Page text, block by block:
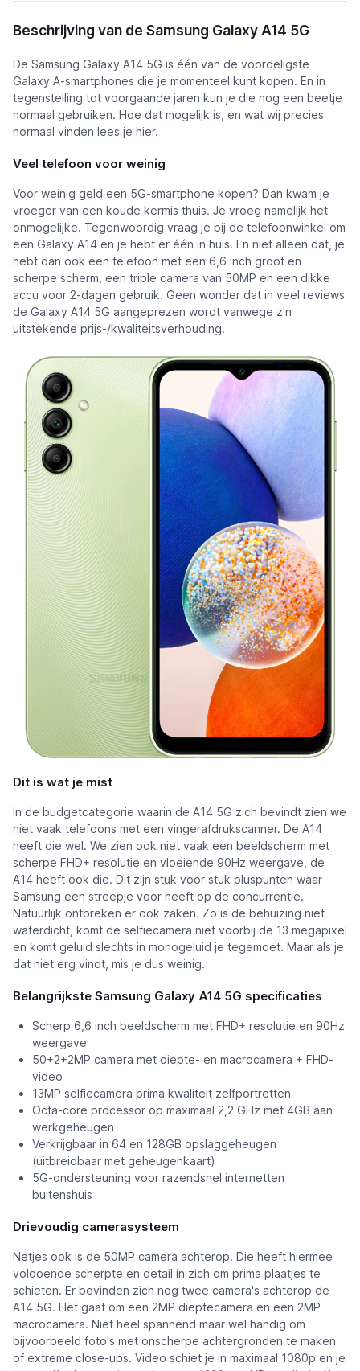
Samsung Galaxy A14 5G
Beschrijving van de Samsung Galaxy A14 5G
De Samsung Galaxy A14 5G is één van de voordeligste
Galaxy A-smartphones die je momenteel kunt kopen. En in
tegenstelling tot voorgaande jaren kun je die nog een beetje
normaal gebruiken. Hoe dat mogelijk is, en wat wij precies
normaal vinden lees je hier.
Veel telefoon voor weinig
Voor weinig geld een 5G-smartphone kopen? Dan kwam je
vroeger van een koude kermis thuis. Je vroeg namelijk het
onmogelijke. Tegenwoordig vraag je bij de telefoonwinkel om
een Galaxy A14 en je hebt er één in huis. En niet alleen dat, je
hebt dan ook een telefoon met een 6,6 inch groot en
scherpe scherm, een triple camera van 50MP en een dikke
accu voor 2-dagen gebruik. Geen wonder dat in veel reviews
de Galaxy A14 5G aangeprezen wordt vanwege z'n
uitstekende prijs-/kwaliteitsverhouding.
Dit is wat je mist
In de budgetcategorie waarin de A14 5G zich bevindt zien we
niet vaak telefoons met een vingerafdrukscanner. De A14
heeft die wel. We zien ook niet vaak een beeldscherm met
scherpe FHD+ resolutie en vloeiende 90Hz weergave, de
A14 heeft ook die. Dit zijn stuk voor stuk pluspunten waar
Samsung een streepje voor heeft op de concurrentie.
Natuurlijk ontbreken er ook zaken. Zo is de behuizing niet
waterdicht, komt de selfiecamera niet voorbij de 13 megapixel
en komt geluid slechts in monogeluid je tegemoet. Maar als je
dat niet erg vindt, mis je dus weinig.
Belangrijkste Samsung Galaxy A14 5G specificaties
Scherp 6,6 inch beeldscherm met FHD+ resolutie en 90Hz
weergave
50+2+2MP camera met diepte- en macrocamera + FHD-
video
13MP selfiecamera prima kwaliteit zelfportretten
Octa-core processor op maximaal 2,2 GHz met 4GB aan
werkgeheugen
Verkrijgbaar in 64 en 128GB opslaggeheugen
(uitbreidbaar met geheugenkaart)
5G-ondersteuning voor razendsnel internetten
buitenshuis
Drievoudig camerasysteem
Netjes ook is de 50MP camera achterop. Die heeft hiermee
voldoende scherpte en detail in zich om prima plaatjes te
schieten. Er bevinden zich nog twee camera's achterop de
A14 5G. Het gaat om een 2MP dieptecamera en een 2MP
macrocamera. Niet heel spannend maar wel handig om
bijvoorbeeld foto's met onscherpe achtergronden te maken
of extreme close-ups. Video schiet je in maximaal 1080p en je